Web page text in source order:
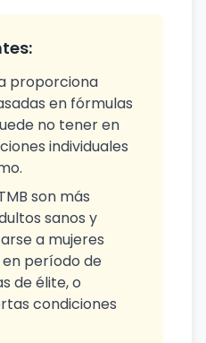
proporciona
en fórmulas
no tener en
individuales
son más
sanos y
a mujeres
período de
de élite, o
condiciones